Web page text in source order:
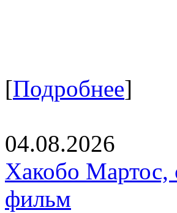
[Подробнее]
04.08.2026
Хакобо Мартос,
фильм